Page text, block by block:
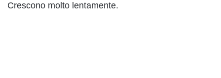
Crescono molto lentamente.